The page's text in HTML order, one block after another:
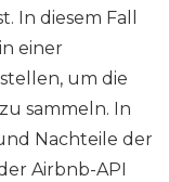
In diesem Fall
einer
um die
sammeln. In
Nachteile der
Airbnb-API